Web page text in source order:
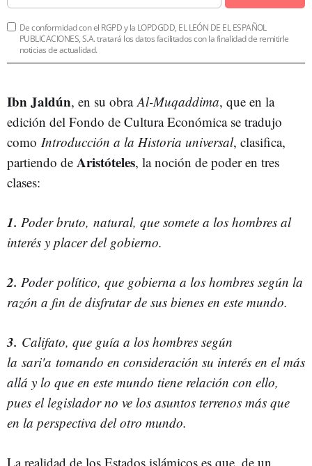
De conformidad con el RGPD y la LOPDGDD, EL LEÓN DE EL ESPAÑOL
PUBLICACIONES, S.A. tratará los datos facilitados con la finalidad de remitirle
noticias de actualidad.
Ibn Jaldún, en su obra Al-Muqaddima, que en la
edición del Fondo de Cultura Económica se tradujo
como Introducción a la Historia universal, clasifica,
partiendo de Aristóteles, la noción de poder en tres
clases:
1. Poder bruto, natural, que somete a los hombres al
interés y placer del gobierno.
2. Poder político, que gobierna a los hombres según la
razón a fin de disfrutar de sus bienes en este mundo.
3. Califato, que guía a los hombres según
la sari'a tomando en consideración su interés en el más
allá y lo que en este mundo tiene relación con ello,
pues el legislador no ve los asuntos terrenos más que
en la perspectiva del otro mundo.
La realidad de los Estados islámicos es que, de un